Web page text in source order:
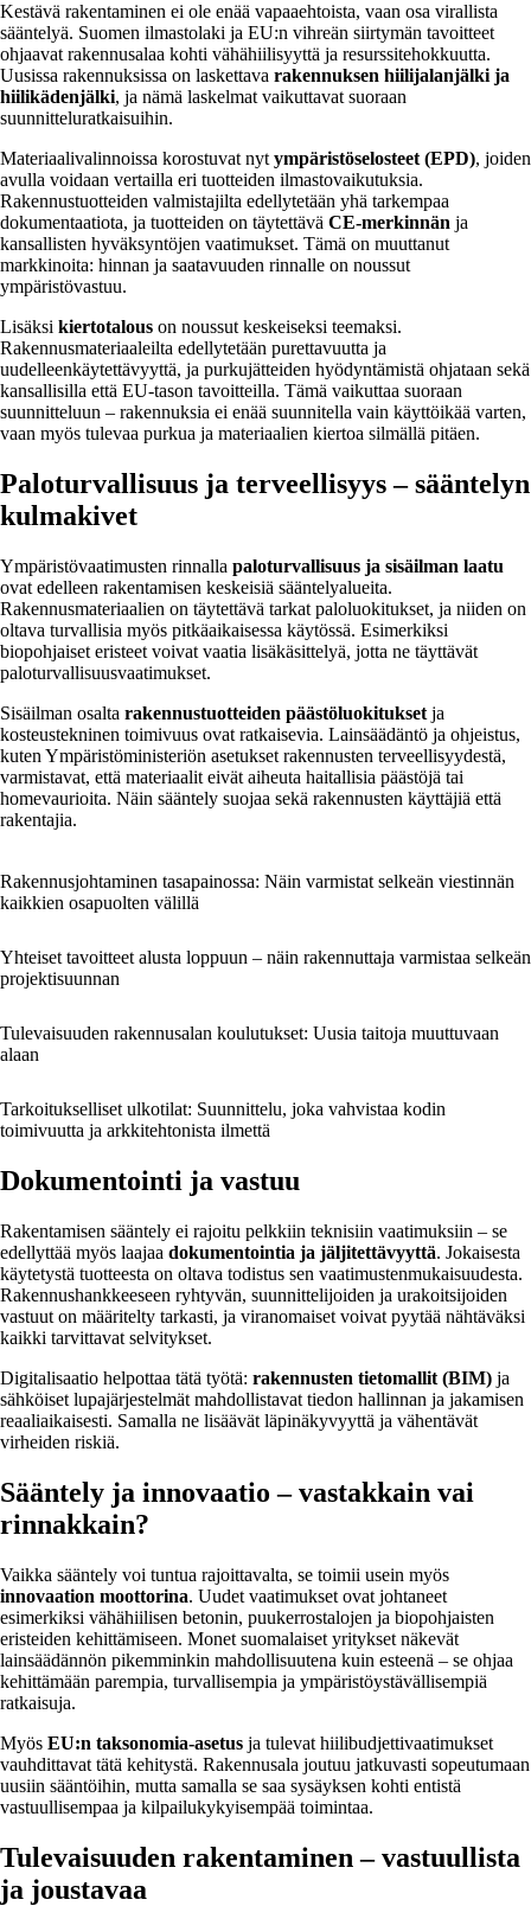
Kestävä rakentaminen ei ole enää vapaaehtoista, vaan osa virallista
sääntelyä. Suomen ilmastolaki ja EU:n vihreän siirtymän tavoitteet
ohjaavat rakennusalaa kohti vähähiilisyyttä ja resurssitehokkuutta.
Uusissa rakennuksissa on laskettava rakennuksen hiilijalanjälki ja
hiilikädenjälki, ja nämä laskelmat vaikuttavat suoraan
suunnitteluratkaisuihin.
Materiaalivalinnoissa korostuvat nytympäristöselosteet (EPD), joiden
avulla voidaan vertailla eri tuotteiden ilmastovaikutuksia.
Rakennustuotteiden valmistajilta edellytetään yhä tarkempaa
dokumentaatiota, ja tuotteiden on täytettävä CE-merkinnän ja
kansallisten hyväksyntöjen vaatimukset. Tämä on muuttanut
markkinoita: hinnan ja saatavuuden rinnalle on noussut
ympäristövastuu.
Lisäksi kiertotalous on noussut keskeiseksi teemaksi.
Rakennusmateriaaleilta edellytetään purettavuutta ja
uudelleenkäytettävyyttä, ja purkujätteiden hyödyntämistä ohjataan sekä
kansallisilla että EU-tason tavoitteilla. Tämä vaikuttaa suoraan
suunnitteluun – rakennuksia ei enää suunnitella vain käyttöikää varten,
vaan myös tulevaa purkua ja materiaalien kiertoa silmällä pitäen.
Paloturvallisuus ja terveellisyys – sääntelyn
kulmakivet
Ympäristövaatimusten rinnalla paloturvallisuus ja sisäilman laatu
ovat edelleen rakentamisen keskeisiä sääntelyalueita.
Rakennusmateriaalien on täytettävä tarkat paloluokitukset, ja niiden on
oltava turvallisia myös pitkäaikaisessa käytössä. Esimerkiksi
biopohjaiset eristeet voivat vaatia lisäkäsittelyä, jotta ne täyttävät
paloturvallisuusvaatimukset.
Sisäilman osalta rakennustuotteiden päästöluokitukset ja
kosteustekninen toimivuus ovat ratkaisevia. Lainsäädäntö ja ohjeistus,
kuten Ympäristöministeriön asetukset rakennusten terveellisyydestä,
varmistavat, että materiaalit eivät aiheuta haitallisia päästöjä tai
homevaurioita. Näin sääntely suojaa sekä rakennusten käyttäjiä että
rakentajia.
Rakennusjohtaminen tasapainossa: Näin varmistat selkeän viestinnän
kaikkien osapuolten välillä
Yhteiset tavoitteet alusta loppuun – näin rakennuttaja varmistaa selkeän
projektisuunnan
Tulevaisuuden rakennusalan koulutukset: Uusia taitoja muuttuvaan
alaan
Tarkoitukselliset ulkotilat: Suunnittelu, joka vahvistaa kodin
toimivuutta ja arkkitehtonista ilmettä
Dokumentointi ja vastuu
Rakentamisen sääntely ei rajoitu pelkkiin teknisiin vaatimuksiin – se
edellyttää myös laajaa dokumentointia ja jäljitettävyyttä. Jokaisesta
käytetystä tuotteesta on oltava todistus sen vaatimustenmukaisuudesta.
Rakennushankkeeseen ryhtyvän, suunnittelijoiden ja urakoitsijoiden
vastuut on määritelty tarkasti, ja viranomaiset voivat pyytää nähtäväksi
kaikki tarvittavat selvitykset.
Digitalisaatio helpottaa tätä työtä: rakennusten tietomallit (BIM) ja
sähköiset lupajärjestelmät mahdollistavat tiedon hallinnan ja jakamisen
reaaliaikaisesti. Samalla ne lisäävät läpinäkyvyyttä ja vähentävät
virheiden riskiä.
Sääntely ja innovaatio – vastakkain vai
rinnakkain?
Vaikka sääntely voi tuntua rajoittavalta, se toimii usein myös
innovaation moottorina. Uudet vaatimukset ovat johtaneet
esimerkiksi vähähiilisen betonin, puukerrostalojen ja biopohjaisten
eristeiden kehittämiseen. Monet suomalaiset yritykset näkevät
lainsäädännön pikemminkin mahdollisuutena kuin esteenä – se ohjaa
kehittämään parempia, turvallisempia ja ympäristöystävällisempiä
ratkaisuja.
Myös EU:n taksonomia-asetus ja tulevat hiilibudjettivaatimukset
vauhdittavat tätä kehitystä. Rakennusala joutuu jatkuvasti sopeutumaan
uusiin sääntöihin, mutta samalla se saa sysäyksen kohti entistä
vastuullisempaa ja kilpailukykyisempää toimintaa.
Tulevaisuuden rakentaminen – vastuullista
ja joustavaa